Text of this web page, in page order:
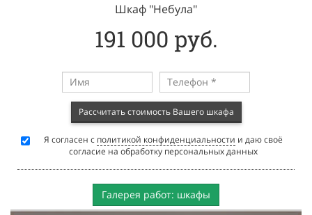
Шкаф "Небула"
191 000 руб.
Рассчитать стоимость Вашего шкафа
Я согласен с политикой конфиденциальности и даю своё
согласие на обработку персональных данных
Галерея работ: шкафы